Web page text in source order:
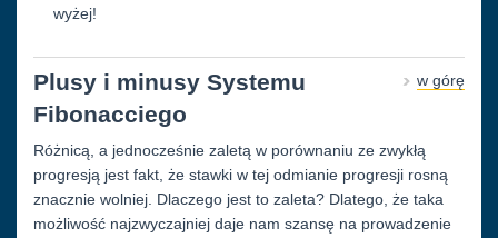
wyżej!
w górę
Plusy i minusy Systemu
Fibonacciego
Różnicą, a jednocześnie zaletą w porównaniu ze zwykłą
progresją jest fakt, że stawki w tej odmianie progresji rosną
znacznie wolniej. Dlaczego jest to zaleta? Dlatego, że taka
możliwość najzwyczajniej daje nam szansę na prowadzenie